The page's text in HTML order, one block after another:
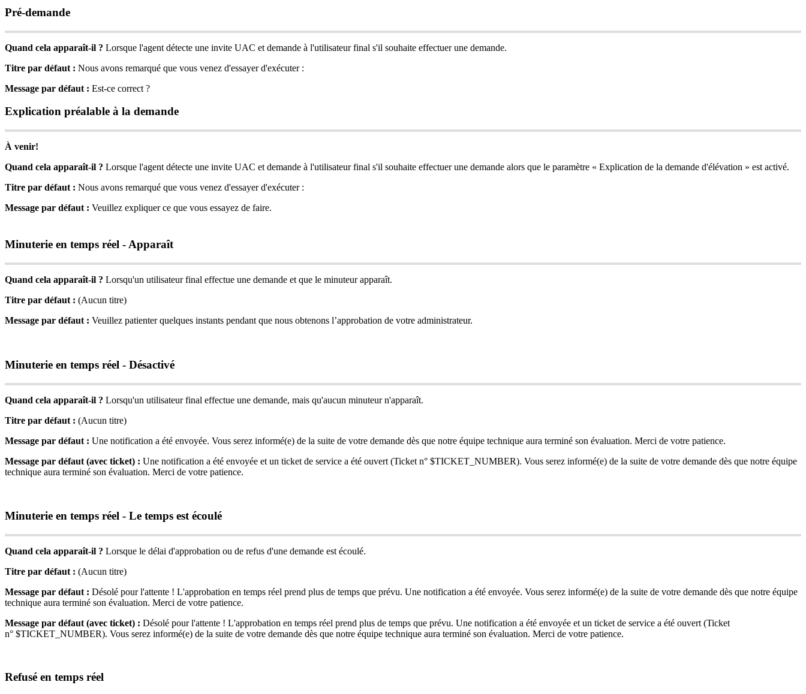
Pré-demande
Quand cela apparaît-il ? Lorsque l'agent détecte une invite UAC et demande à l'utilisateur final s'il souhaite effectuer une demande.
Titre par défaut : Nous avons remarqué que vous venez d'essayer d'exécuter :
Message par défaut : Est-ce correct ?
Explication préalable à la demande
À venir!
Quand cela apparaît-il ? Lorsque l'agent détecte une invite UAC et demande à l'utilisateur final s'il souhaite effectuer une demande alors que le paramètre « Explication de la demande d'élévation » est activé.
Titre par défaut : Nous avons remarqué que vous venez d'essayer d'exécuter :
Message par défaut : Veuillez expliquer ce que vous essayez de faire.
Minuterie en temps réel - Apparaît
Quand cela apparaît-il ? Lorsqu'un utilisateur final effectue une demande et que le minuteur apparaît.
Titre par défaut : (Aucun titre)
Message par défaut : Veuillez patienter quelques instants pendant que nous obtenons l’approbation de votre administrateur.
Minuterie en temps réel - Désactivé
Quand cela apparaît-il ? Lorsqu'un utilisateur final effectue une demande, mais qu'aucun minuteur n'apparaît.
Titre par défaut : (Aucun titre)
Message par défaut : Une notification a été envoyée. Vous serez informé(e) de la suite de votre demande dès que notre équipe technique aura terminé son évaluation. Merci de votre patience.
Message par défaut (avec ticket) : Une notification a été envoyée et un ticket de service a été ouvert (Ticket n° $TICKET_NUMBER). Vous serez informé(e) de la suite de votre demande dès que notre équipe
technique aura terminé son évaluation. Merci de votre patience.
Minuterie en temps réel - Le temps est écoulé
Quand cela apparaît-il ? Lorsque le délai d'approbation ou de refus d'une demande est écoulé.
Titre par défaut : (Aucun titre)
Message par défaut : Désolé pour l'attente ! L'approbation en temps réel prend plus de temps que prévu. Une notification a été envoyée. Vous serez informé(e) de la suite de votre demande dès que notre équipe
technique aura terminé son évaluation. Merci de votre patience.
Message par défaut (avec ticket) : Désolé pour l'attente ! L'approbation en temps réel prend plus de temps que prévu. Une notification a été envoyée et un ticket de service a été ouvert (Ticket
n° $TICKET_NUMBER). Vous serez informé(e) de la suite de votre demande dès que notre équipe technique aura terminé son évaluation. Merci de votre patience.
Refusé en temps réel